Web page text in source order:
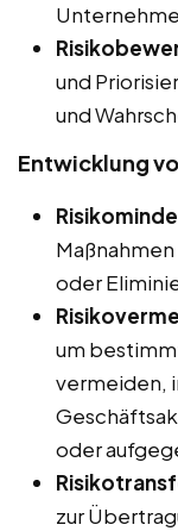
und
und
Entwicklung
oder
um
vermeiden,
oder
zur